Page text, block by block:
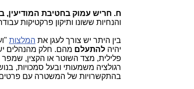
ח. חריש עמוק בחטיבת המודיעין, בחטיבת החקירות, בלהב
והנחיות ששונו ותיקון פרקטיקות
בין היתר יש צורך לעגן את המלצות
יהיה להתעלם מהם. חלק מהנהלים יש
פלילית, מצד השוטר או הקצין,
רגולציה משמעותי ובעל סמכויות,
בהתקשרויות של המשטרה עם פרטים